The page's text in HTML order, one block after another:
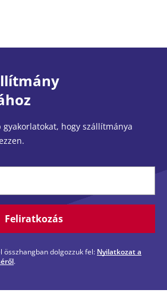
hogy szállítmánya
Feliratkozás
összhangban dolgozzuk fel: Nyilatkozat a
.